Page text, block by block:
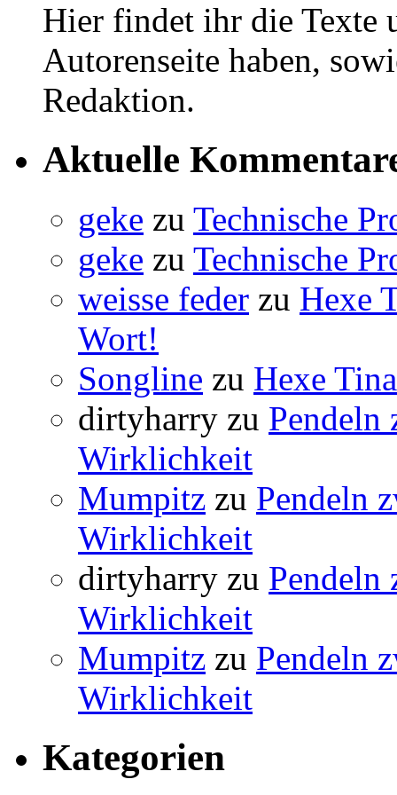
Hier findet ihr die Texte
Autorenseite haben,
Redaktion.
Aktuelle
geke zu Technische
geke zu Technische
weisse feder zu Hexe
Wort!
Songline zu Hexe
dirtyharry zu Pendeln
Wirklichkeit
Mumpitz zu Pendeln
Wirklichkeit
dirtyharry zu Pendeln
Wirklichkeit
Mumpitz zu Pendeln
Wirklichkeit
Kategorien